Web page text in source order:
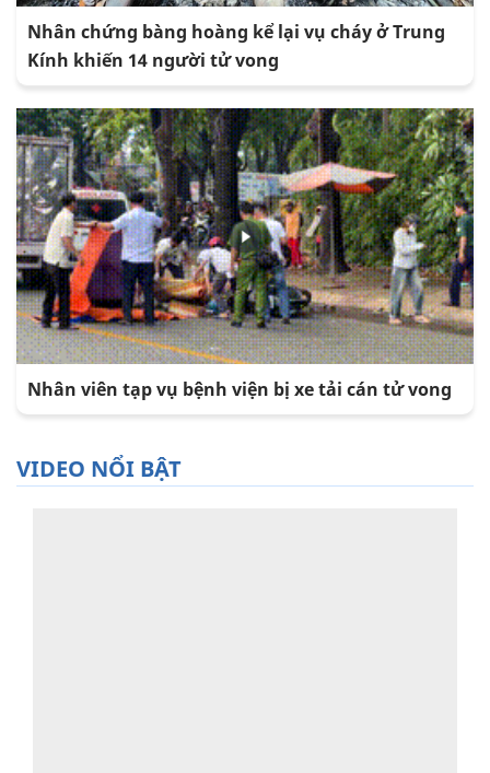
Nhân chứng bàng hoàng kể lại vụ cháy ở Trung
Kính khiến 14 người tử vong
Nhân viên tạp vụ bệnh viện bị xe tải cán tử vong
VIDEO NỔI BẬT